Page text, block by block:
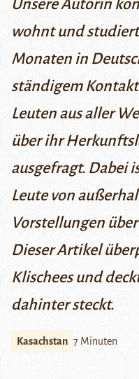
Unsere Autorin
wohnt und studiert
Monaten in
ständigem
Leuten aus aller
über ihr
ausgefragt. Dabei
Leute von
Vorstellungen
Dieser Artikel
Klischees und
dahinter steckt.
Kasachstan 7 Minuten